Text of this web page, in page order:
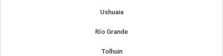
Ushuaia
Río Grande
Tolhuin